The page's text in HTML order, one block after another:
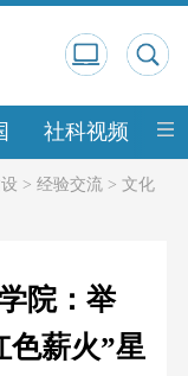
社科视频 中
> 经验交流> 文化
院：举
色薪火”星